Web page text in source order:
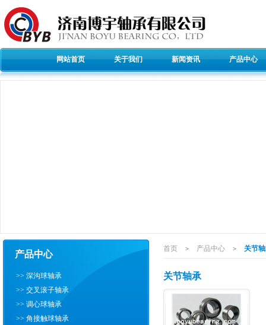
网站首页 关于我们 新闻资讯 产品中心
产品中心
>> 深沟球轴承
>> 交叉滚子轴承
>> 调心球轴承
>> 角接触球轴承
首页 > 产品中心 > 关节
关节轴承